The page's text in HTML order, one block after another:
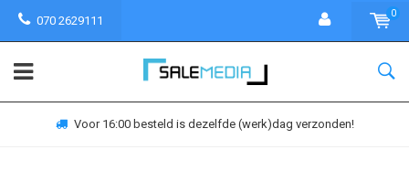
070 2629111
0
Voor 16:00 besteld is dezelfde (werk)dag verzonden!